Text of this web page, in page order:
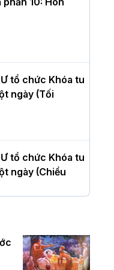
–
tổ chức Khóa tu
ngày (Tối
tổ chức Khóa tu
ngày (Chiều
tổ chức Khóa tu
ngày (Sáng